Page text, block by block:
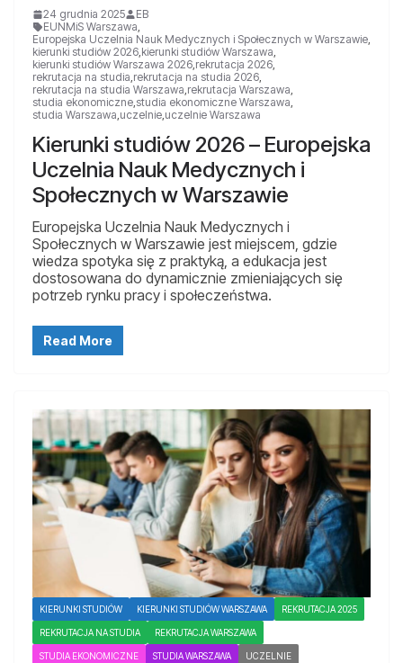
24 grudnia 2025
EB
EUNMiS Warszawa,
Europejska Uczelnia Nauk Medycznych i Społecznych w Warszawie,
kierunki studiów 2026,kierunki studiów Warszawa,
kierunki studiów Warszawa 2026,rekrutacja 2026,
rekrutacja na studia,rekrutacja na studia 2026,
rekrutacja na studia Warszawa,rekrutacja Warszawa,
studia ekonomiczne,studia ekonomiczne Warszawa,
studia Warszawa,uczelnie,uczelnie Warszawa
Kierunki studiów 2026 – Europejska
Uczelnia Nauk Medycznych i
Społecznych w Warszawie
Europejska Uczelnia Nauk Medycznych i
Społecznych w Warszawie jest miejscem, gdzie
wiedza spotyka się z praktyką, a edukacja jest
dostosowana do dynamicznie zmieniających się
potrzeb rynku pracy i społeczeństwa.
Read More
KIERUNKI STUDIÓW KIERUNKI STUDIÓW WARSZAWA REKRUTACJA 2025
REKRUTACJA NA STUDIA REKRUTACJA WARSZAWA
STUDIA EKONOMICZNE STUDIA WARSZAWA UCZELNIE